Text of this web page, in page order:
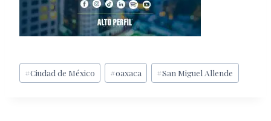
Etiquetas
de
#Ciudad de México #oaxaca #San Miguel Allende